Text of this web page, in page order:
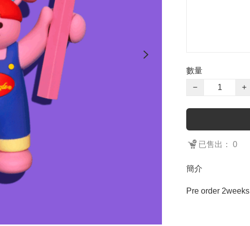
數量
−
+
已售出： 0
簡介
Pre order 2weeks